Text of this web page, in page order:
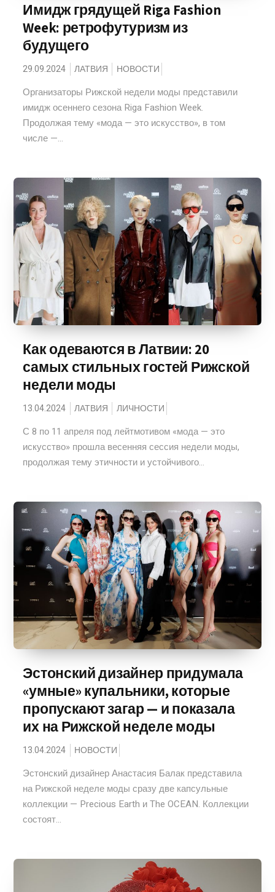
Имидж грядущей Riga Fashion
Week: ретрофутуризм из
будущего
29.09.2024 ЛАТВИЯ НОВОСТИ
Организаторы Рижской недели моды представили
имидж осеннего сезона Riga Fashion Week.
Продолжая тему «мода — это искусство», в том
числе —...
Как одеваются в Латвии: 20
самых стильных гостей Рижской
недели моды
13.04.2024 ЛАТВИЯ ЛИЧНОСТИ
С 8 по 11 апреля под лейтмотивом «мода — это
искусство» прошла весенняя сессия недели моды,
продолжая тему этичности и устойчивого...
Эстонский дизайнер придумала
«умные» купальники, которые
пропускают загар — и показала
их на Рижской неделе моды
13.04.2024 НОВОСТИ
Эстонский дизайнер Анастасия Балак представила
на Рижской неделе моды сразу две капсульные
коллекции — Precious Earth и The OCEAN. Коллекции
состоят...